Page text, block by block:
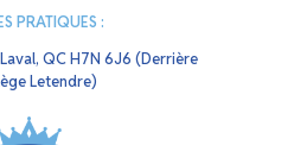
PRATIQUES :
QC H7N 6J6 (Derrière
Letendre)